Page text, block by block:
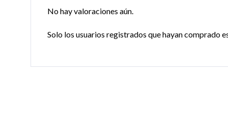
No hay valoraciones aún.
Solo los usuarios registrados que hayan comprado